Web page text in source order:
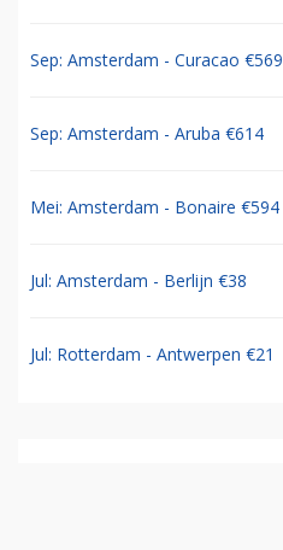
Sep: Amsterdam - Curacao €569
Sep: Amsterdam - Aruba €614
Mei: Amsterdam - Bonaire €594
Jul: Amsterdam - Berlijn €38
Jul: Rotterdam - Antwerpen €21